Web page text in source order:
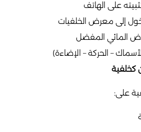
كخلفية
على: